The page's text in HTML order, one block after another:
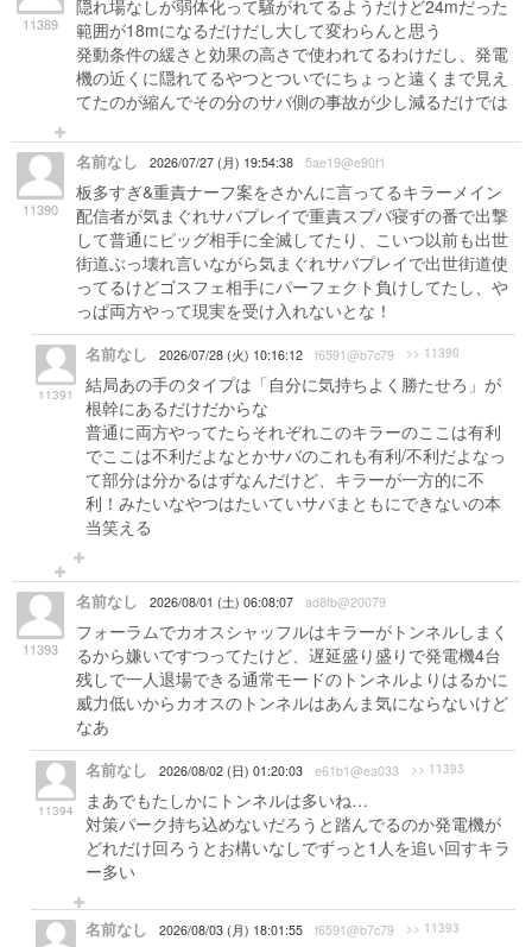
11389
隠れ場なしが弱体化って騒がれてるようだけど24mだった
範囲が18mになるだけだし大して変わらんと思う
発動条件の緩さと効果の高さで使われてるわけだし、発電
機の近くに隠れてるやつとついでにちょっと遠くまで見え
てたのが縮んでその分のサバ側の事故が少し減るだけでは
11390
名前なし 2026/07/27 (月) 19:54:38 5ae19@e90f1
板多すぎ&重責ナーフ案をさかんに言ってるキラーメイン
配信者が気まぐれサバプレイで重責スプバ寝ずの番で出撃
して普通にピッグ相手に全滅してたり、こいつ以前も出世
街道ぶっ壊れ言いながら気まぐれサバプレイで出世街道使
ってるけどゴスフェ相手にパーフェクト負けしてたし、や
っぱ両方やって現実を受け入れないとな！
11391
名前なし 2026/07/28 (火) 10:16:12 f6591@b7c79 >> 11390
結局あの手のタイプは「自分に気持ちよく勝たせろ」が
根幹にあるだけだからな
普通に両方やってたらそれぞれこのキラーのここは有利
でここは不利だよなとかサバのこれも有利/不利だよなっ
て部分は分かるはずなんだけど、キラーが一方的に不
利！みたいなやつはたいていサバまともにできないの本
当笑える
11393
名前なし 2026/08/01 (土) 06:08:07 ad8fb@20079
フォーラムでカオスシャッフルはキラーがトンネルしまく
るから嫌いですつってたけど、遅延盛り盛りで発電機4台
残しで一人退場できる通常モードのトンネルよりはるかに
威力低いからカオスのトンネルはあんま気にならないけど
なあ
11394
名前なし 2026/08/02 (日) 01:20:03 e61b1@ea033 >> 11393
まあでもたしかにトンネルは多いね…
対策パーク持ち込めないだろうと踏んでるのか発電機が
どれだけ回ろうとお構いなしでずっと1人を追い回すキラ
ー多い
名前なし 2026/08/03 (月) 18:01:55 f6591@b7c79 >> 11393